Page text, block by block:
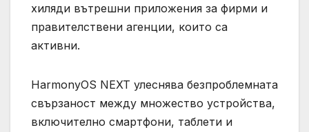
хиляди вътрешни приложения за фирми и
правителствени агенции, които са
активни.
HarmonyOS NEXT улеснява безпроблемната
свързаност между множество устройства,
включително смартфони, таблети и